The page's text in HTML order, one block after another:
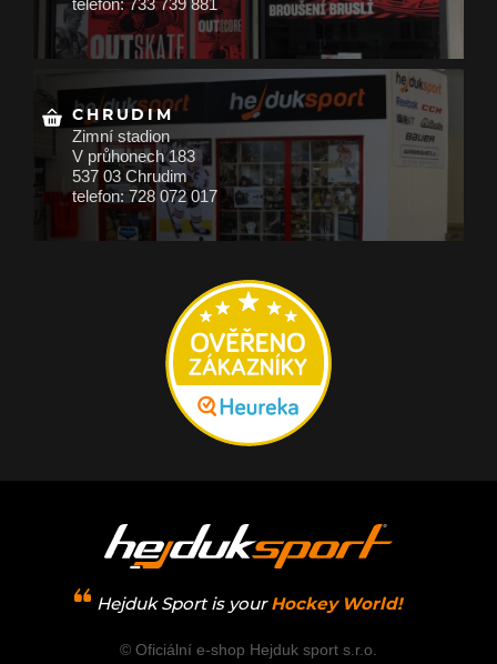
CHRUDIM
Zimní stadion
V průhonech 183
537 03 Chrudim
telefon: 728 072 017
Hejduk Sport is your Hockey World!
© Oficiální e-shop Hejduk sport s.r.o.